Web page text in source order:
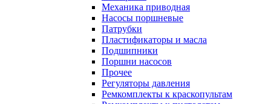
Механика приводная
Насосы поршневые
Патрубки
Пластификаторы и масла
Подшипники
Поршни насосов
Прочее
Регуляторы давления
Ремкомплекты к краскопультам